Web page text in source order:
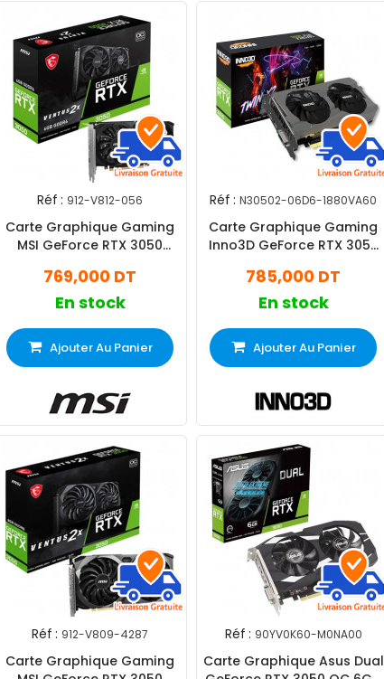
Réf : 912-V812-056
Carte Graphique Gaming
MSI GeForce RTX 3050
769,000 DT
En stock
Ajouter Au Panier
Réf : N30502-06D6-1880VA60
Carte Graphique Gaming
Inno3D GeForce RTX 3050
785,000 DT
En stock
Ajouter Au Panier
Réf : 912-V809-4287
Carte Graphique Gaming
Réf : 90YV0K60-M0NA00
Carte Graphique Asus Dual